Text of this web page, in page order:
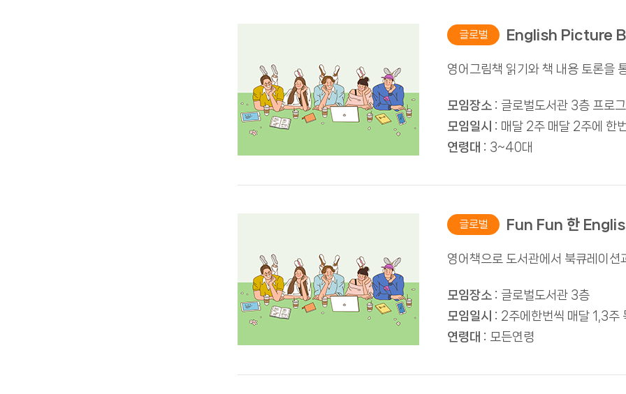
글로벌 English Picture
영어그림책 읽기와 책 내용 토론을
모임장소 : 글로벌도서관 3층 프로
모임일시 : 매달 2주 매달 2주에 한
연령대 : 3~40대
글로벌 Fun Fun 한
영어책으로 도서관에서 북큐레이션
모임장소 : 글로벌도서관 3층
모임일시 : 2주에한번씩 매달 1,3주
연령대 : 모든연령